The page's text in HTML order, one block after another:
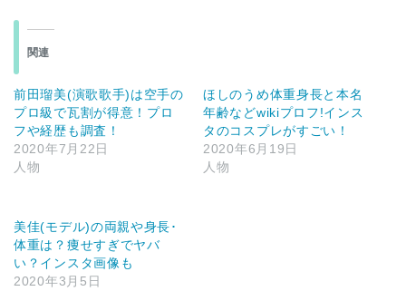
関連
前田瑠美(演歌歌手)は空手の
プロ級で瓦割が得意！プロ
フや経歴も調査！
2020年7月22日
人物
ほしのうめ体重身長と本名
年齢などwikiプロフ!インス
タのコスプレがすごい！
2020年6月19日
人物
美佳(モデル)の両親や身長･
体重は？痩せすぎでヤバ
い？インスタ画像も
2020年3月5日